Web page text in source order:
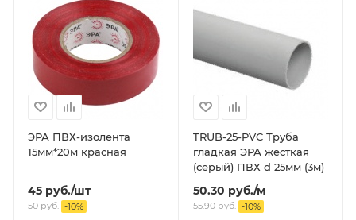
ЭРА ПВХ-изолента
15мм*20м красная
45 руб./шт
50руб. -10%
TRUB-25-PVC Труба
гладкая ЭРА жесткая
(серый) ПВХ d 25мм (3м)
50.30 руб./м
55.90руб. -10%